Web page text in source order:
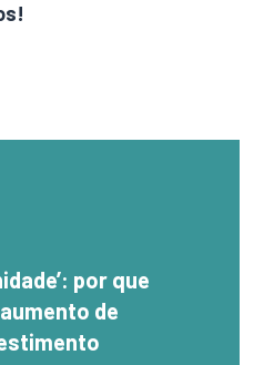
por que
de